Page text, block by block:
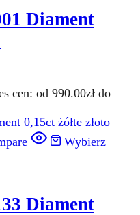
Diament
cen: od 990.00zł do
Wybierz
Diament